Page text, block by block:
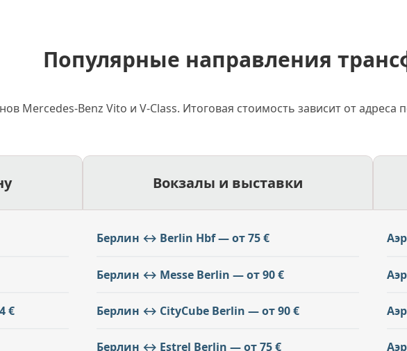
Популярные направления
Mercedes-Benz Vito и V-Class. Итоговая стоимость зависит от
€
Вокзалы и выставки
Берлин ↔ Berlin Hbf — от 75 €
Берлин ↔ Messe Berlin — от 90 €
Берлин ↔ CityCube Berlin — от 90 €
Берлин ↔ Estrel Berlin — от 75 €